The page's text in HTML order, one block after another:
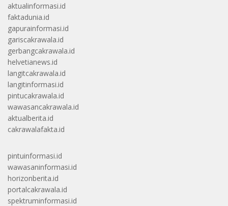
aktualinformasi.id
faktadunia.id
gapurainformasi.id
gariscakrawala.id
gerbangcakrawala.id
helvetianews.id
langitcakrawala.id
langitinformasi.id
pintucakrawala.id
wawasancakrawala.id
aktualberita.id
cakrawalafakta.id
pintuinformasi.id
wawasaninformasi.id
horizonberita.id
portalcakrawala.id
spektruminformasi.id